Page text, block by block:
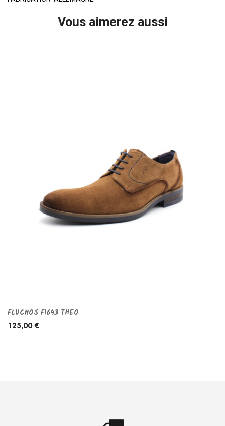
Vous aimerez aussi
FLUCHOS F1643 THEO
125,00 €